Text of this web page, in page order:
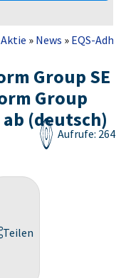
» News » EQS-
Group SE
Group
(deutsch)
Aufrufe: 264
Teilen